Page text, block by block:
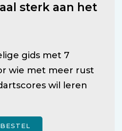
sterk aan het
gids met 7
wie met meer rust
wil leren
BESTEL